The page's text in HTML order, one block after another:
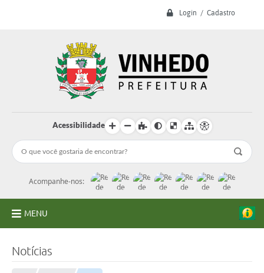
Login / Cadastro
Acessibilidade
Acompanhe-nos:
MENU
Notícias